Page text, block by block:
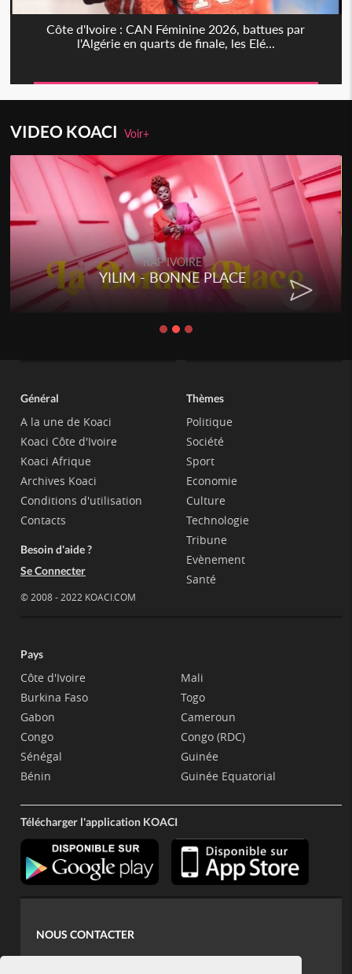
Côte d'Ivoire : CAN Féminine 2026, battues par
l'Algérie en quarts de finale, les Elé...
VIDEO KOACIVoir+
RAP IVOIRE
YILIM - BONNE PLACE
Général
A la une de Koaci
Koaci Côte d'Ivoire
Koaci Afrique
Archives Koaci
Conditions d'utilisation
Contacts
Besoin d'aide ?
Se Connecter
© 2008 - 2022 KOACI.COM
Thèmes
Politique
Société
Sport
Economie
Culture
Technologie
Tribune
Evènement
Santé
Pays
Côte d'Ivoire
Burkina Faso
Gabon
Congo
Sénégal
Bénin
Mali
Togo
Cameroun
Congo (RDC)
Guinée
Guinée Equatorial
Télécharger l'application KOACI
NOUS CONTACTER